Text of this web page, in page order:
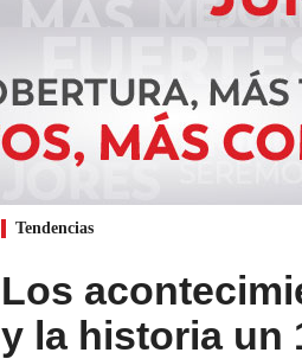
Tendencias
Los
y la historia un